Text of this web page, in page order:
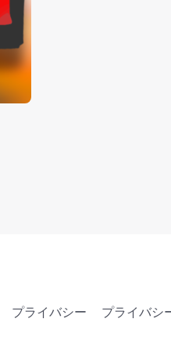
プライバシー
プライバシ